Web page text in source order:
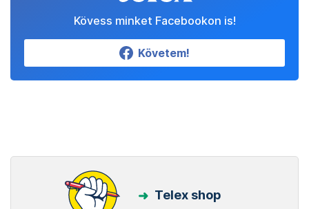
Kövess minket Facebookon is!
Követem!
Telex shop